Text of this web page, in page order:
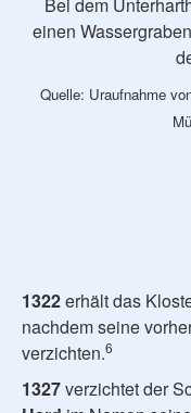
einen
Quelle: Uraufnahme
1322erhält das
nachdem seine
verzichten.6
1327verzichtet der